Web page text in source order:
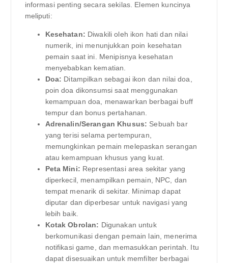
informasi penting secara sekilas. Elemen kuncinya
meliputi:
Kesehatan: Diwakili oleh ikon hati dan nilai
numerik, ini menunjukkan poin kesehatan
pemain saat ini. Menipisnya kesehatan
menyebabkan kematian.
Doa: Ditampilkan sebagai ikon dan nilai doa,
poin doa dikonsumsi saat menggunakan
kemampuan doa, menawarkan berbagai buff
tempur dan bonus pertahanan.
Adrenalin/Serangan Khusus: Sebuah bar
yang terisi selama pertempuran,
memungkinkan pemain melepaskan serangan
atau kemampuan khusus yang kuat.
Peta Mini: Representasi area sekitar yang
diperkecil, menampilkan pemain, NPC, dan
tempat menarik di sekitar. Minimap dapat
diputar dan diperbesar untuk navigasi yang
lebih baik.
Kotak Obrolan: Digunakan untuk
berkomunikasi dengan pemain lain, menerima
notifikasi game, dan memasukkan perintah. Itu
dapat disesuaikan untuk memfilter berbagai